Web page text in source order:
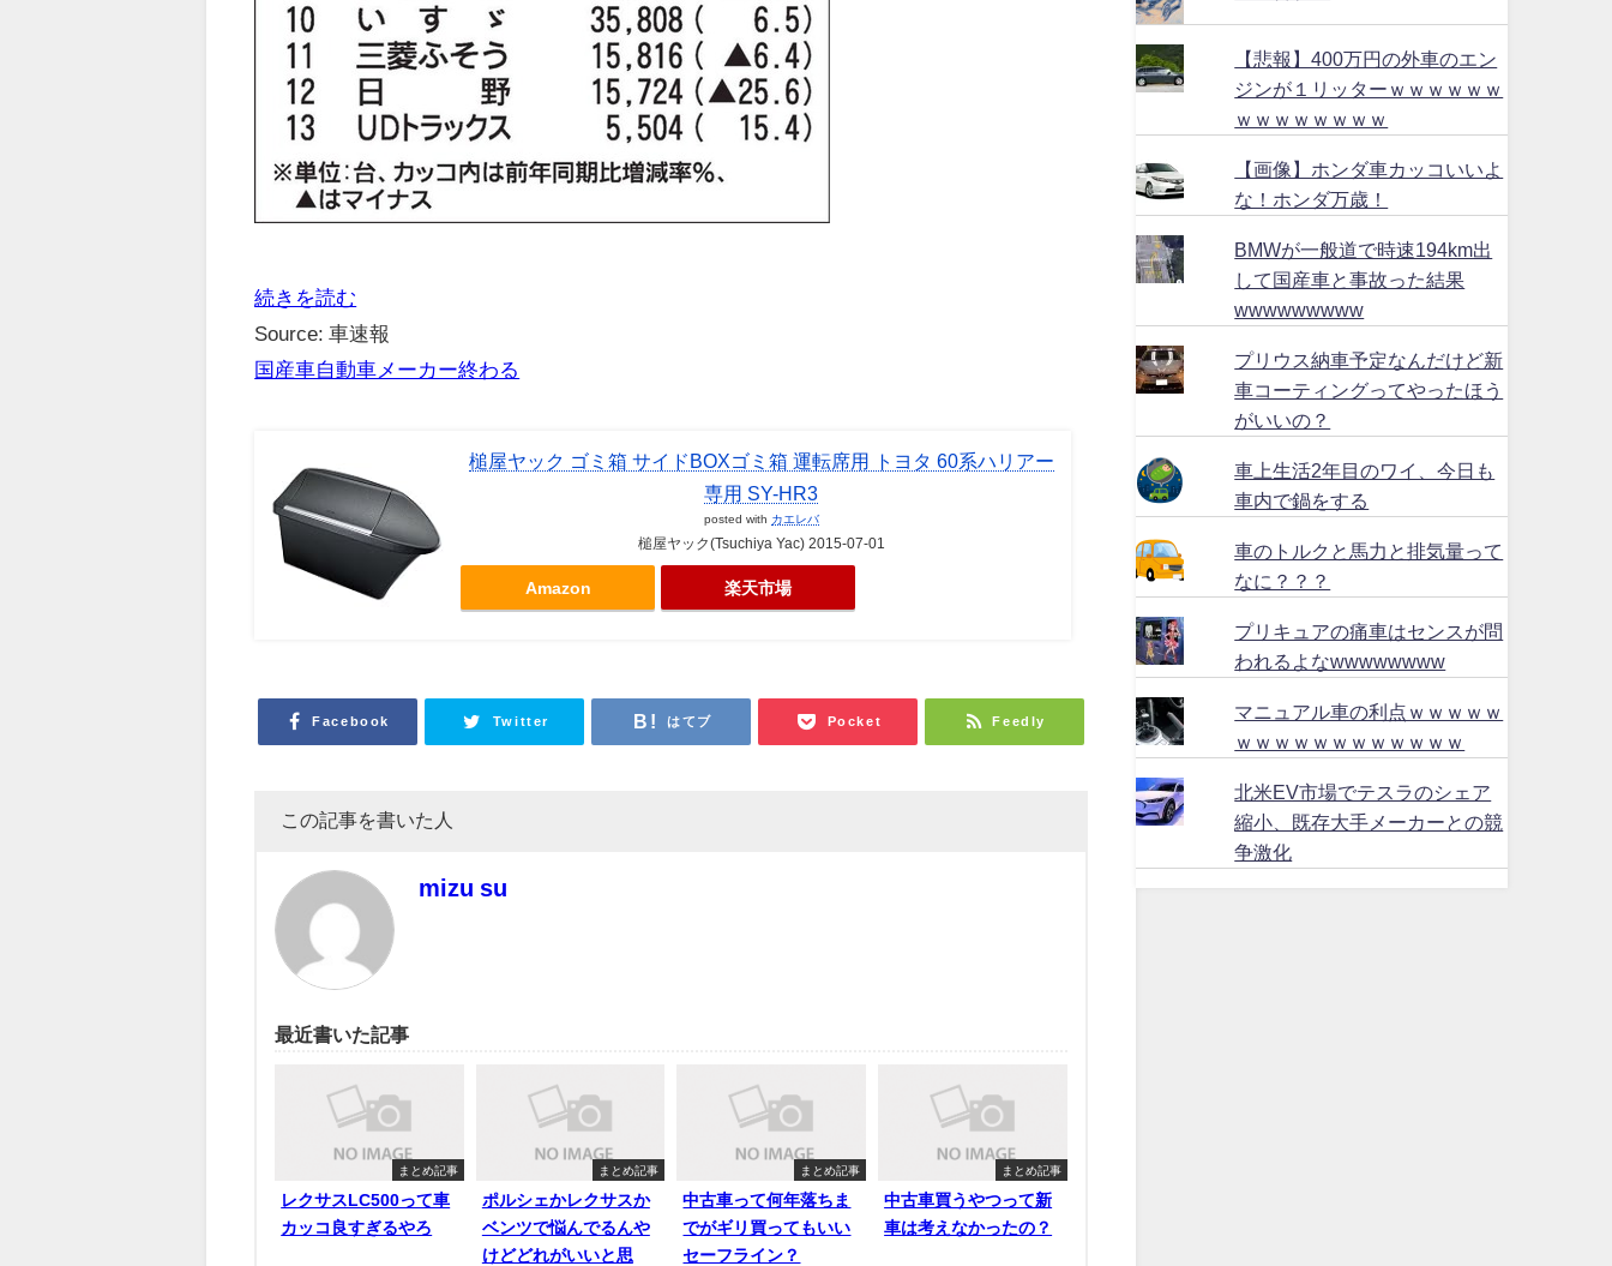
続きを読む
Source: 車速報
国産車自動車メーカー終わる
槌屋ヤック ゴミ箱 サイドBOXゴミ箱 運転席用 トヨタ 60系ハリアー
専用 SY-HR3
posted with カエレバ
槌屋ヤック(Tsuchiya Yac) 2015-07-01
Amazon 楽天市場
Facebook Twitter はてブ Pocket Feedly
この記事を書いた人
mizu su
最近書いた記事
まとめ記事
レクサスLC500って車
カッコ良すぎるやろ
まとめ記事
ポルシェかレクサスか
ベンツで悩んでるんや
けどどれがいいと思
まとめ記事
中古車って何年落ちま
でがギリ買ってもいい
セーフライン？
まとめ記事
中古車買うやつって新
車は考えなかったの？
【悲報】400万円の外車のエン
ジンが１リッターｗｗｗｗｗｗ
ｗｗｗｗｗｗｗｗ
【画像】ホンダ車カッコいいよ
な！ホンダ万歳！
BMWが一般道で時速194km出
して国産車と事故った結果
wwwwwwwww
プリウス納車予定なんだけど新
車コーティングってやったほう
がいいの？
車上生活2年目のワイ、今日も
車内で鍋をする
車のトルクと馬力と排気量って
なに？？？
プリキュアの痛車はセンスが問
われるよなwwwwwwww
マニュアル車の利点ｗｗｗｗｗ
ｗｗｗｗｗｗｗｗｗｗｗｗ
北米EV市場でテスラのシェア
縮小、既存大手メーカーとの競
争激化